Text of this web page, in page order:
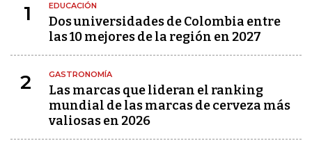
1 EDUCACIÓN
Dos universidades de Colombia entre
las 10 mejores de la región en 2027
2 GASTRONOMÍA
Las marcas que lideran el ranking
mundial de las marcas de cerveza más
valiosas en 2026